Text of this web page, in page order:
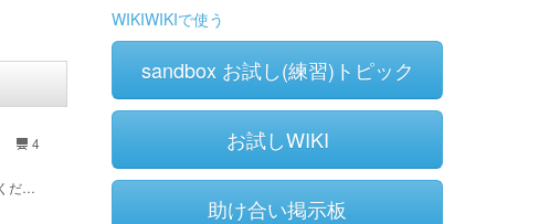
4
*atwiki,@wiki向けの掲示板ではありません。ご注意ください。 旧掲示板https://z.wikiwiki.jp/i2yuh3mcf4nruaxa WIKIhttps://wikiwiki.jp/not
WIKIWIKIで使う
sandbox お試し(練習)トピック
お試しWIKI
助け合い掲示板